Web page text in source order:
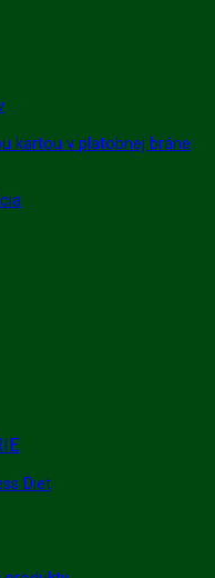
kartou v platobnej bráne
Diet